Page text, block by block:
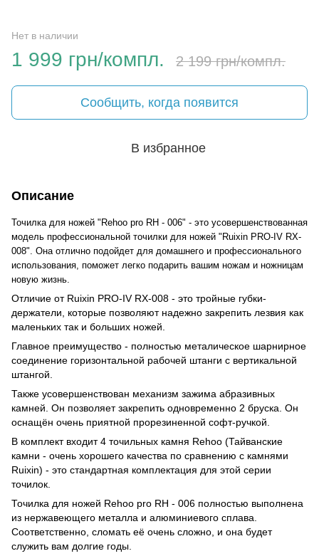
Нет в наличии
1 999 грн/компл. 2 199 грн/компл.
Сообщить, когда появится
В избранное
Описание
Точилка для ножей "Rehoo pro RH - 006" - это усовершенствованная
модель профессиональной точилки для ножей "Ruixin PRO-IV RX-
008". Она отлично подойдет для домашнего и профессионального
использования, поможет легко подарить вашим ножам и ножницам
новую жизнь.
Отличие от Ruixin PRO-IV RX-008 - это тройные губки-
держатели, которые позволяют надежно закрепить лезвия как
маленьких так и больших ножей.
Главное преимущество - полностью металическое шарнирное
соединение горизонтальной рабочей штанги с вертикальной
штангой.
Также усовершенствован механизм зажима абразивных
камней. Он позволяет закрепить одновременно 2 бруска. Он
оснащён очень приятной прорезиненной софт-ручкой.
В комплект входит 4 точильных камня Rehoo (Тайванские
камни - очень хорошего качества по сравнению с камнями
Ruixin) - это стандартная комплектация для этой серии
точилок.
Точилка для ножей Rehoo pro RH - 006 полностью выполнена
из нержавеющего металла и алюминиевого сплава.
Соответственно, сломать её очень сложно, и она будет
служить вам долгие годы.